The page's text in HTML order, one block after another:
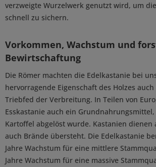
verzweigte Wurzelwerk genutzt wird, um
schnell zu sichern.
Vorkommen, Wachstum und
Bewirtschaftung
Die Römer machten die Edelkastanie bei
hervorragende Eigenschaft des Holzes
Triebfed der Verbreitung. In Teilen von
Esskastanie auch ein
Kartoffel abgelöst wurde. Kastanien dienen
auch Brände übersteht. Die Edelkastanie
Jahre Wachstum für eine mittlere
Jahre Wachstum für eine massive